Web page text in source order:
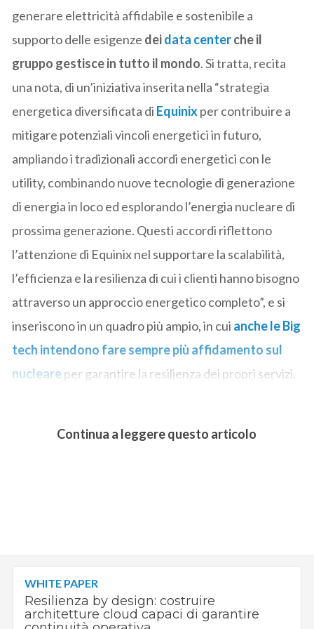
generare elettricità affidabile e sostenibile a
supporto delle esigenze deidata centerche il
gruppo gestisce in tutto il mondo. Si tratta, recita
una nota, di un’iniziativa inserita nella “strategia
energetica diversificata di Equinixper contribuire a
mitigare potenziali vincoli energetici in futuro,
ampliando i tradizionali accordi energetici con le
utility, combinando nuove tecnologie di generazione
di energia in loco ed esplorando l’energia nucleare di
prossima generazione. Questi accordi riflettono
l’attenzione di Equinix nel supportare la scalabilità,
l’efficienza e la resilienza di cui i clienti hanno bisogno
attraverso un approccio energetico completo”, e si
inseriscono in un quadro più ampio, in cui anche le Big
tech intendono fare sempre più affidamento sul
nucleareper garantire la resilienza dei propri servizi.
Continua a leggere questo articolo
WHITE PAPER
Resilienza by design: costruire
architetture cloud capaci di garantire